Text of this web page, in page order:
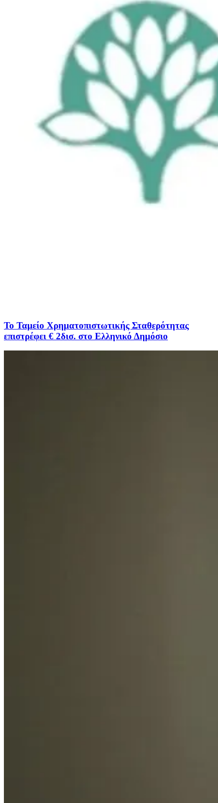
To Ταμείο Χρηματοπιστωτικής Σταθερότητας
επιστρέφει € 2δισ. στο Ελληνικό Δημόσιο